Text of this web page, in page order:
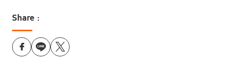
เมื่อส่งคำขอข้อมูลออกไป พบว่า มีบุคคลจำนวนมากส่งคำตอบเข้ามา โดยแบ่ง
เป็นข้อมูลจากบุคลากรในกระบวนการยุติธรรมประมาณร้อยละ 60 และเป็น
ความเห็นจากประชาชนทั่วไปร้อยละ 40 พบว่า สิ่งแรกที่ต้องการมากที่สุดคือ
ขอให้ศาลยุติธรรมพิจารณาเรื่องกระบวนการปล่อยตัวชั่วคราว และต้องการให้
Share :